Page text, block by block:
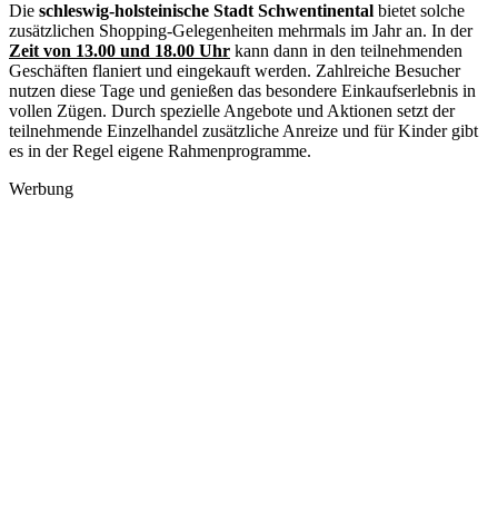
Die schleswig-holsteinische Stadt Schwentinental bietet solche
zusätzlichen Shopping-Gelegenheiten mehrmals im Jahr an. In der
Zeit von 13.00 und 18.00 Uhr kann dann in den teilnehmenden
Geschäften flaniert und eingekauft werden. Zahlreiche Besucher
nutzen diese Tage und genießen das besondere Einkaufserlebnis in
vollen Zügen. Durch spezielle Angebote und Aktionen setzt der
teilnehmende Einzelhandel zusätzliche Anreize und für Kinder gibt
es in der Regel eigene Rahmenprogramme.
Werbung